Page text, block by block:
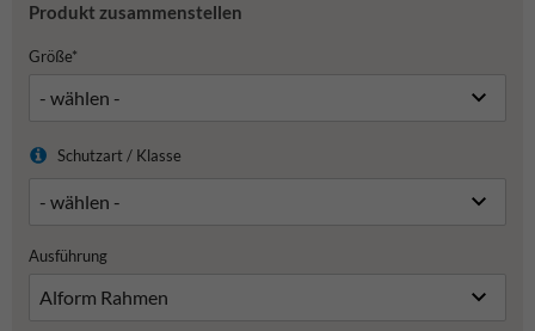
Produkt zusammenstellen
Größe*
Schutzart / Klasse
Ausführung